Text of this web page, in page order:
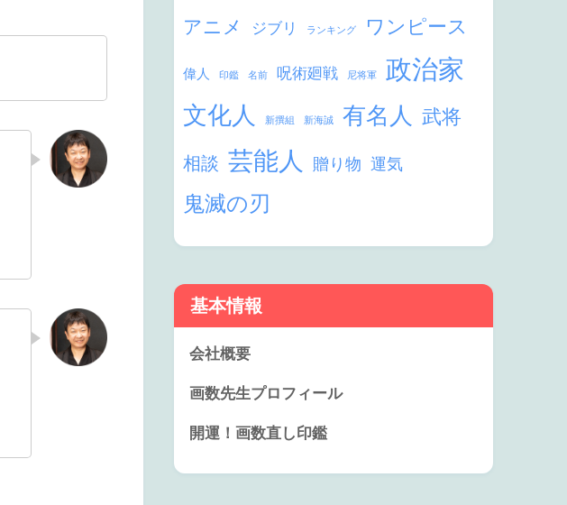
アニメ ジブリ ランキング ワンピース
偉人 印鑑 名前 呪術廻戦 尼将軍 政治家
文化人 新撰組 新海誠 有名人 武将
相談 芸能人 贈り物 運気
鬼滅の刃
基本情報
会社概要
画数先生プロフィール
開運！画数直し印鑑